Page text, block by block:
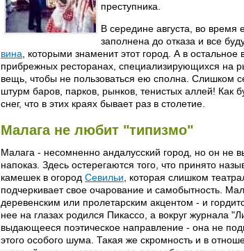
преступника.
В середине августа, во время
заполнена до отказа и все
вина , которыми знаменит этот город. А в
прибрежных ресторанах, специализирующихся на
вещь, чтобы не пользоваться ею сполна. Слишком
штурм баров, парков, рынков, тенистых аллей! Как
снег, что в этих краях бывает раз в столетие.
Малага не любит "типизмо"
Малага - несомненно андалусский город, но он не
напоказ. Здесь остерегаются того, что принято
камешек в огород Севильи , которая слишком
подчеркивает свое очарование и самобытность.
деревенским или пролетарским акцентом - и
нее на глазах родился Пикассо, а вокруг журнала
выдающееся поэтическое направление - она не
этого особого шума. Такая же скромность и в